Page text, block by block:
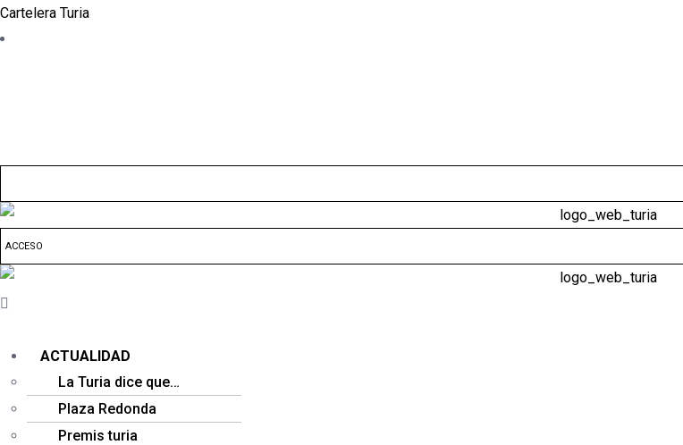
Cartelera Turia
ACCESO
ACTUALIDAD
La Turia dice que…
Plaza Redonda
Premis turia